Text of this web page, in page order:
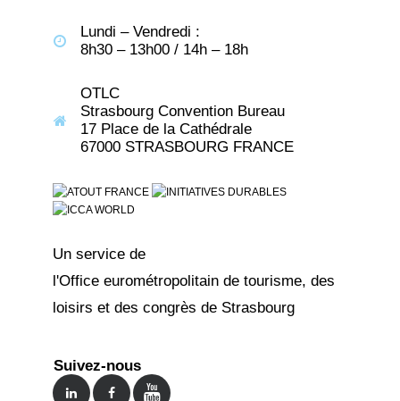
Lundi – Vendredi :
8h30 – 13h00 / 14h – 18h
OTLC
Strasbourg Convention Bureau
17 Place de la Cathédrale
67000 STRASBOURG FRANCE
Un service de
l'Office eurométropolitain de tourisme, des
loisirs et des congrès de Strasbourg
Suivez-nous